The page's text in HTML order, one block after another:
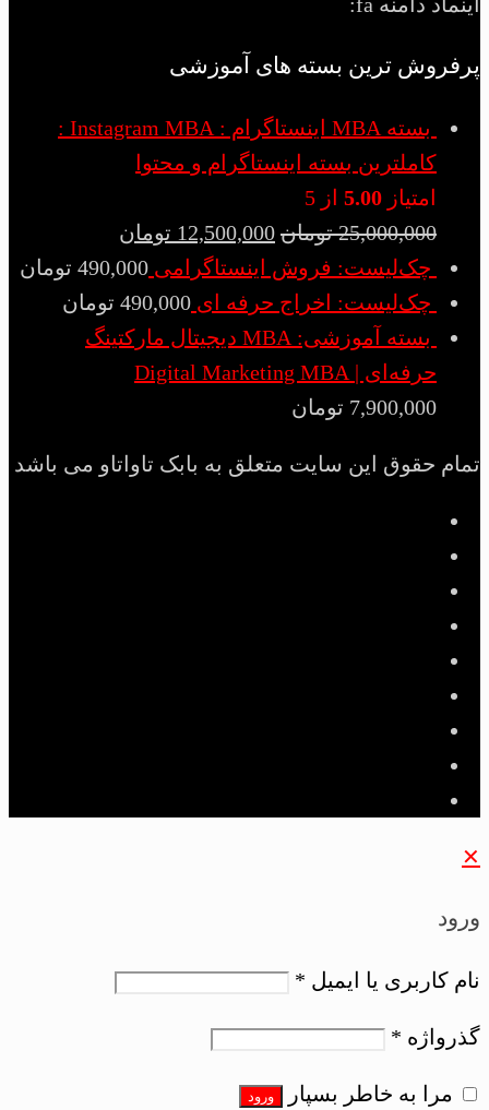
پرفروش ترین بسته های آموزشی
بسته MBA اینستاگرام : Instagram MBA :
کاملترین بسته اینستاگرام و محتوا
امتیاز 5.00 از 5
25,000,000 تومان 12,500,000 تومان
چک‌لیست: فروش اینستاگرامی 490,000 تومان
چک‌لیست: اخراج حرفه ای 490,000 تومان
بسته آموزشی: MBA دیجیتال مارکتینگ
حرفه‌ای | Digital Marketing MBA
7,900,000 تومان
تمام حقوق این سایت متعلق به بابک تاواتاو می باشد
✕
ورود
نام کاربری یا ایمیل *
گذرواژه *
مرا به خاطر بسپار ورود